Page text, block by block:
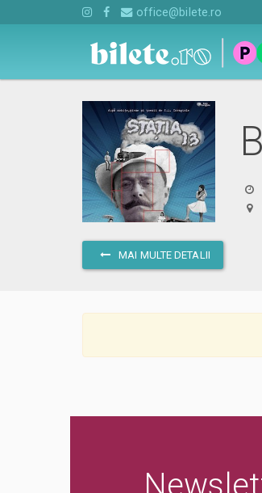
office@bilete.ro
MAI MULTE DETALII